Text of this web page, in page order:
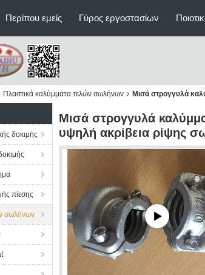
Περίπου εμείς Γύρος εργοστασίων
Πλαστικά καλύμματα τελών σωλήνων Μισά στρογγυλά
δοκιμής
πίεσης
σωλήνων
Μισά στρογγυλά
υψηλή ακρίβεια ρίψης